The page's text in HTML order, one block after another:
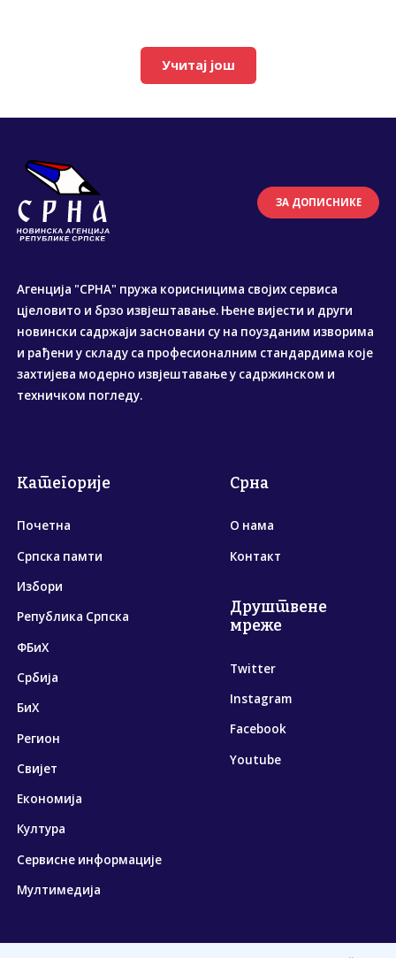
Учитај још
ЗА ДОПИСНИКЕ
Агенција "СРНА" пружа корисницима својих сервиса
цјеловито и брзо извјештавање. Њене вијести и други
новински садржаји засновани су на поузданим изворима
и рађени у складу са професионалним стандардима које
захтијева модерно извјештавање у садржинском и
техничком погледу.
Категорије
Почетна
Српска памти
Избори
Република Српска
ФБиХ
Србија
БиХ
Регион
Свијет
Економија
Култура
Сервисне информације
Мултимедија
Срна
О нама
Контакт
Друштвене
мреже
Twitter
Instagram
Facebook
Youtube